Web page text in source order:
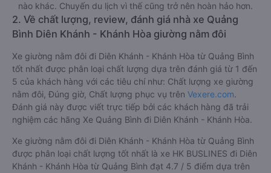
nào khác. Chuyến du lịch vì thế cũng trở nên hoàn hảo hơn.
2. Về chất lượng, review, đánh giá nhà xe Quảng
Bình Diên Khánh - Khánh Hòa giường nằm đôi
Xe giường nằm đôi đi Diên Khánh - Khánh Hòa từ Quảng Bình
tốt nhất được phân loại chất lượng dựa trên đánh giá từ 1 đến
5 của khách hàng với các tiêu chí như: Chất lượng xe giường
nằm đôi, Đúng giờ, Chất lượng phục vụ trên Vexere.com.
Đánh giá này được viết trực tiếp bởi các khách hàng đã trải
nghiệm các hãng Xe Quảng Bình đi Diên Khánh - Khánh Hòa.
Xe giường nằm đôi đi Diên Khánh - Khánh Hòa từ Quảng Bình
được phân loại chất lượng tốt nhất là xe HK BUSLINES đi Diên
Khánh - Khánh Hòa từ Quảng Bình đạt 4.7 / 5 điểm dựa trên